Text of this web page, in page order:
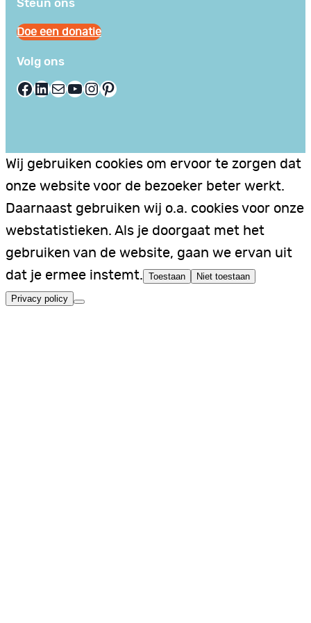
Steun ons
Doe een donatie
Volg ons
Facebook LinkedIn E-mail YouTube InstagramPinterest
Wij gebruiken cookies om ervoor te zorgen dat
onze website voor de bezoeker beter werkt.
Daarnaast gebruiken wij o.a. cookies voor onze
webstatistieken. Als je doorgaat met het
gebruiken van de website, gaan we ervan uit
dat je ermee instemt. Toestaan Niet toestaan
Privacy policy